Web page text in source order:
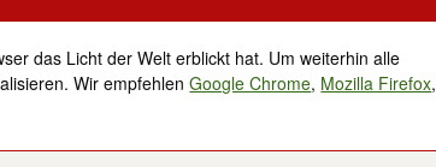
das Licht der Welt erblickt hat. Um weiterhin alle
Wir empfehlenGoogle Chrome, Mozilla Firefox,